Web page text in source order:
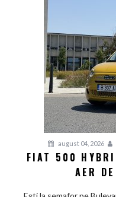
august 04, 2026
FIAT 500
AER